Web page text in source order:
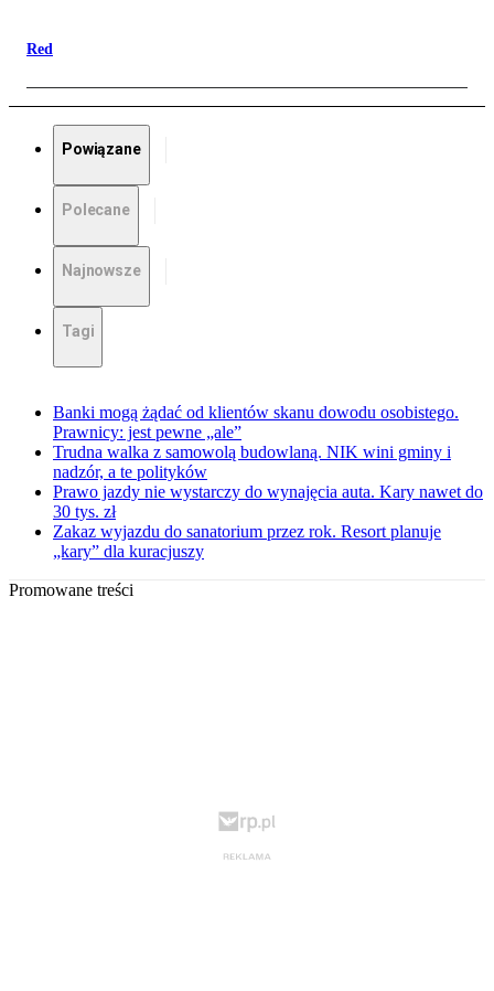
Red
Powiązane
Polecane
Najnowsze
Tagi
Banki mogą żądać od klientów skanu dowodu osobistego.
Prawnicy: jest pewne „ale”
Trudna walka z samowolą budowlaną. NIK wini gminy i
nadzór, a te polityków
Prawo jazdy nie wystarczy do wynajęcia auta. Kary nawet do
30 tys. zł
Zakaz wyjazdu do sanatorium przez rok. Resort planuje
„kary” dla kuracjuszy
Promowane treści